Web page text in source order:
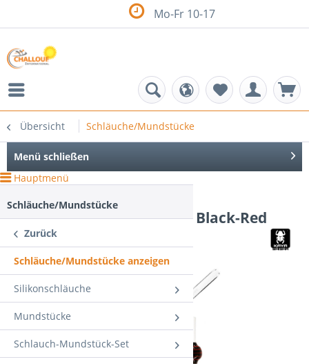
Übersicht Schläuche/Mundstücke
Menü schließen
Hauptmenü
Schläuche/Mundstücke
Zurück
Schläuche/Mundstücke anzeigen
Silikonschläuche
Mundstücke
Schlauch-Mundstück-Set
Kaya Mundstück-Set Lolly Black-Red